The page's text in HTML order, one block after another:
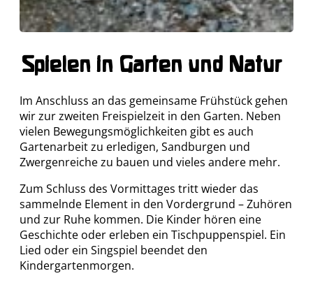
Spielen in Garten und Natur
Im Anschluss an das gemeinsame Frühstück gehen
wir zur zweiten Freispielzeit in den Garten. Neben
vielen Bewegungsmöglichkeiten gibt es auch
Gartenarbeit zu erledigen, Sandburgen und
Zwergenreiche zu bauen und vieles andere mehr.
Zum Schluss des Vormittages tritt wieder das
sammelnde Element in den Vordergrund – Zuhören
und zur Ruhe kommen. Die Kinder hören eine
Geschichte oder erleben ein Tischpuppenspiel. Ein
Lied oder ein Singspiel beendet den
Kindergartenmorgen.